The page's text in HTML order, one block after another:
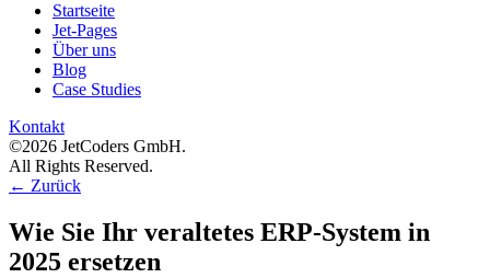
Startseite
Jet-Pages
Über uns
Blog
Case Studies
Kontakt
©2026 JetCoders GmbH.
All Rights Reserved.
← Zurück
Wie Sie Ihr veraltetes ERP-System in
2025 ersetzen